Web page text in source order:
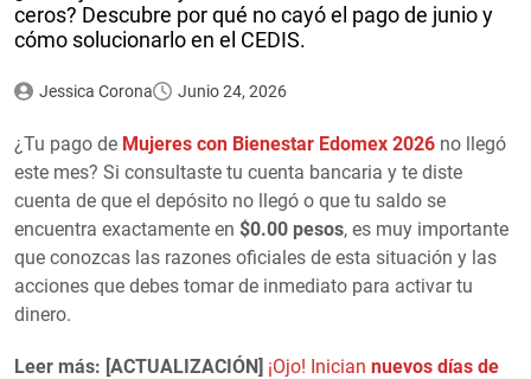
ceros? Descubre por qué no cayó el pago de junio y
cómo solucionarlo en el CEDIS.
Jessica Corona Junio 24, 2026
¿Tu pago de Mujeres con Bienestar Edomex 2026 no llegó
este mes? Si consultaste tu cuenta bancaria y te diste
cuenta de que el depósito no llegó o que tu saldo se
encuentra exactamente en $0.00 pesos, es muy importante
que conozcas las razones oficiales de esta situación y las
acciones que debes tomar de inmediato para activar tu
dinero.
Leer más: [ACTUALIZACIÓN] ¡Ojo! Inician nuevos días de